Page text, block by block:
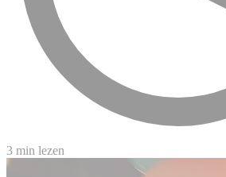
3 min lezen